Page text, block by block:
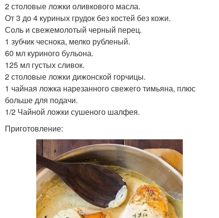
2 столовые ложки оливкового масла.
От 3 до 4 куриных грудок без костей без кожи.
Соль и свежемолотый черный перец.
1 зубчик чеснока, мелко рубленый.
60 мл куриного бульона.
125 мл густых сливок.
2 столовые ложки дижонской горчицы.
1 чайная ложка нарезанного свежего тимьяна, плюс
больше для подачи.
1/2 Чайной ложки сушеного шалфея.
Приготовление: